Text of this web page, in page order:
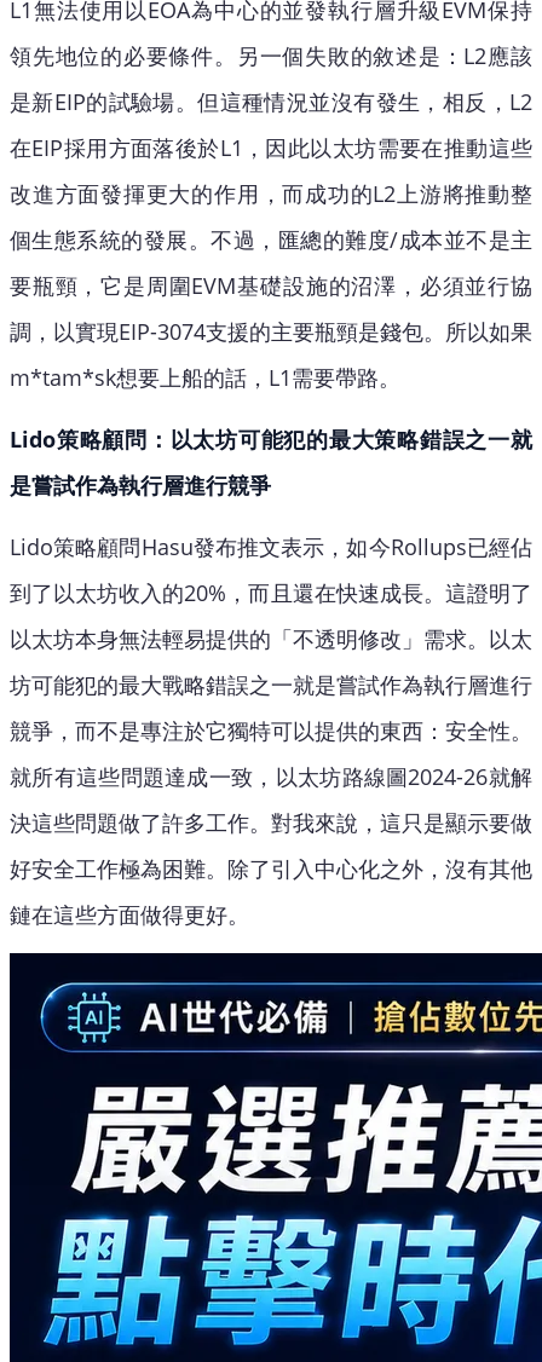
L1無法使用以EOA為中心的並發執行層升級EVM保持
領先地位的必要條件。另一個失敗的敘述是：L2應該
是新EIP的試驗場。但這種情況並沒有發生，相反，L2
在EIP採用方面落後於L1，因此以太坊需要在推動這些
改進方面發揮更大的作用，而成功的L2上游將推動整
個生態系統的發展。不過，匯總的難度/成本並不是主
要瓶頸，它是周圍EVM基礎設施的沼澤，必須並行協
調，以實現EIP-3074支援的主要瓶頸是錢包。所以如果
m*tam*sk想要上船的話，L1需要帶路。
Lido策略顧問：以太坊可能犯的最大策略錯誤之一就
是嘗試作為執行層進行競爭
Lido策略顧問Hasu發布推文表示，如今Rollups已經佔
到了以太坊收入的20%，而且還在快速成長。這證明了
以太坊本身無法輕易提供的「不透明修改」需求。以太
坊可能犯的最大戰略錯誤之一就是嘗試作為執行層進行
競爭，而不是專注於它獨特可以提供的東西：安全性。
就所有這些問題達成一致，以太坊路線圖2024-26就解
決這些問題做了許多工作。對我來說，這只是顯示要做
好安全工作極為困難。除了引入中心化之外，沒有其他
鏈在這些方面做得更好。